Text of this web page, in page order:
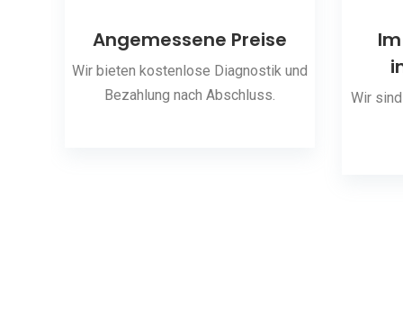
Angemessene Preise
Wir bieten kostenlose Diagnostik und
Bezahlung nach Abschluss.
Wir